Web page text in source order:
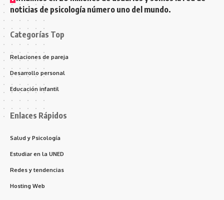
noticias de psicología número uno del mundo.
Categorías Top
Relaciones de pareja
Desarrollo personal
Educación infantil
Enlaces Rápidos
Salud y Psicología
Estudiar en la UNED
Redes y tendencias
Hosting Web